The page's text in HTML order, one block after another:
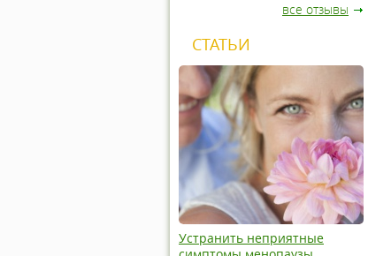
все отзывы
СТАТЬИ
Устранить неприятные